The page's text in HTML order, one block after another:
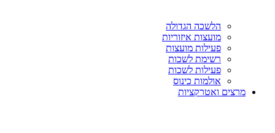
הלשכה הגדולה
מועצות איזוריות
פעילות מועצות
רשימת לשכות
פעילות לשכות
אולמות כינוס
מרצים ואטרקציות